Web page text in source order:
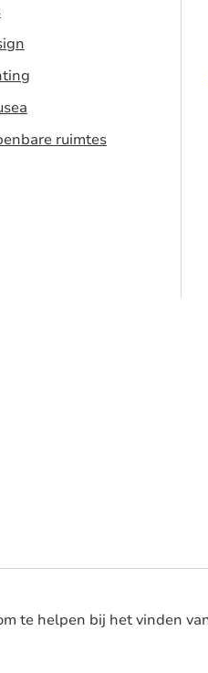
ruimtes
te helpen bij het vinden